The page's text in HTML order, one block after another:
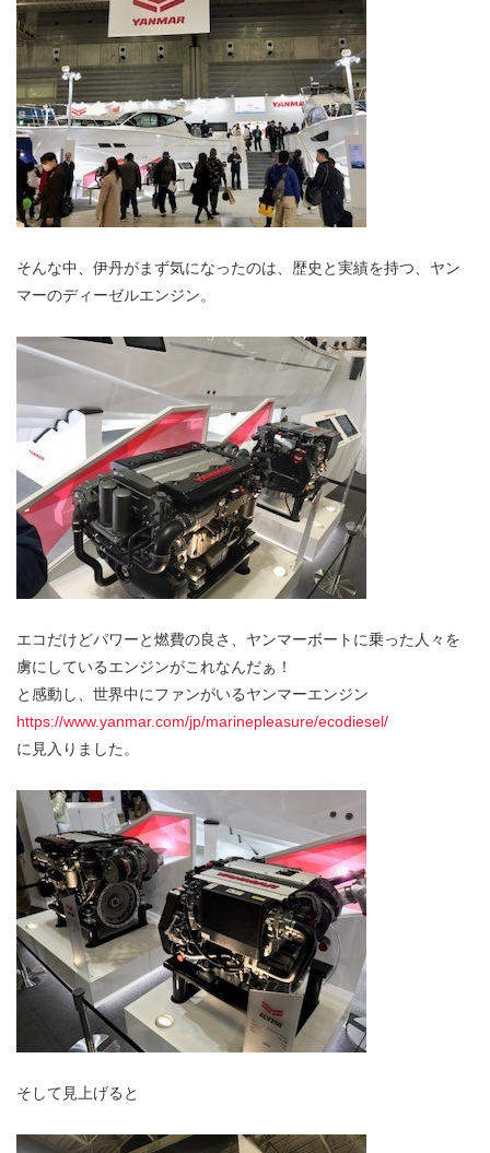
そんな中、伊丹がまず気になったのは、歴史と実績を持つ、ヤン
マーのディーゼルエンジン。
エコだけどパワーと燃費の良さ、ヤンマーボートに乗った人々を
虜にしているエンジンがこれなんだぁ！
と感動し、世界中にファンがいるヤンマーエンジン
https://www.yanmar.com/jp/marinepleasure/ecodiesel/
に見入りました。
そして見上げると